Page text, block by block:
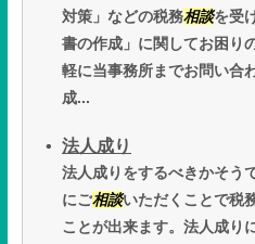
対策」などの税務相談を受
書の作成」に関してお困り
軽に当事務所までお問い合
成...
法人成り
法人成りをするべきかそう
にご相談いただくことで税
ことが出来ます。法人成り